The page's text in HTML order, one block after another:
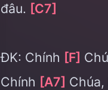
đâu. [C7]
ĐK: Chính [F]
Chính [A7] Chúa,